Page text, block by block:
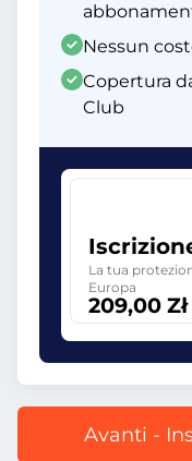
Nessun
Copertura
Club
La tua
Europa
209,00 Zł
Avanti -